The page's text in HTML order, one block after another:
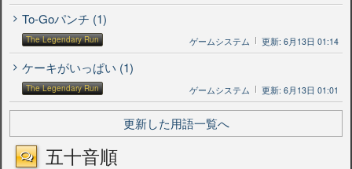
To-Goパンチ (1)
The Legendary Run ゲームシステム 更新: 6月13日 01:14
ケーキがいっぱい (1)
The Legendary Run ゲームシステム 更新: 6月13日 01:01
更新した用語一覧へ
五十音順